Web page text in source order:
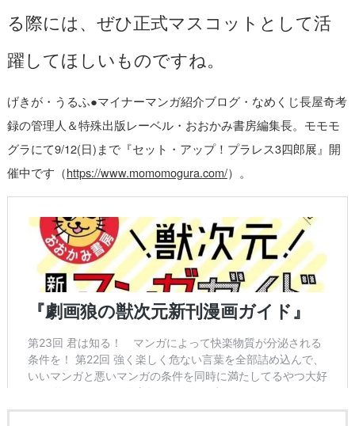
る際には、ぜひ正式マスコットとして活
躍してほしいものですね。
げきが・うるふ●マイナーマンガ紹介ブログ・なめくじ長屋奇考
録の管理人＆特殊出版レーベル・おおかみ書房編集長。モモモ
グラにて9/12(日)まで『セット・アップ！プラレス3四郎展』開
催中です（https://www.momomogura.com/）。